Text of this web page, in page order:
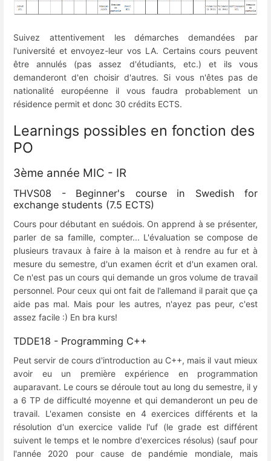
Suivez attentivement les démarches demandées par
l'université et envoyez-leur vos LA. Certains cours peuvent
être annulés (pas assez d'étudiants, etc.) et ils vous
demanderont d'en choisir d'autres. Si vous n'êtes pas de
nationalité européenne il vous faudra probablement un
résidence permit et donc 30 crédits ECTS.
Learnings possibles en fonction des
PO
3ème année MIC - IR
THVS08 - Beginner's course in Swedish for
exchange students (7.5 ECTS)
Cours pour débutant en suédois. On apprend à se présenter,
parler de sa famille, compter... L'évaluation se compose de
plusieurs travaux à faire à la maison et à rendre au fur et à
mesure du semestre, d'un examen écrit et d'un examen oral.
Ce n'est pas un cours qui demande un gros volume de travail
personnel. Pour ceux qui ont fait de l'allemand il parait que ça
aide pas mal. Mais pour les autres, n'ayez pas peur, c'est
assez facile :) En bra kurs!
TDDE18 - Programming C++
Peut servir de cours d'introduction au C++, mais il vaut mieux
avoir eu un première expérience en programmation
auparavant. Le cours se déroule tout au long du semestre, il y
a 6 TP de difficulté moyenne et qui demanderont un peu de
travail. L'examen consiste en 4 exercices différents et la
résolution d'un exercice valide l'uf (le grade est différent
suivent le temps et le nombre d'exercices résolus) (sauf pour
l'année 2020 pour cause de pandémie mondiale, mais